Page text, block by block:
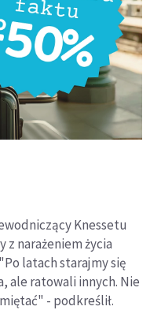
Knessetu
z narażeniem życia
latach starajmy się
ale ratowali innych. Nie
- podkreślił.